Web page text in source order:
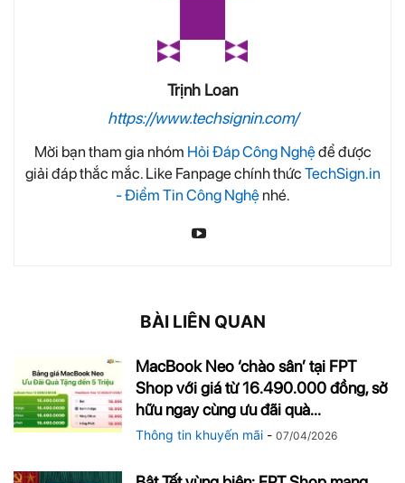
Trịnh Loan
https://www.techsignin.com/
Mời bạn tham gia nhóm Hỏi Đáp Công Nghệđể được
giải đáp thắc mắc. Like Fanpage chính thức TechSign.in
- Điểm Tin Công Nghệnhé.
BÀI LIÊN QUAN
MacBook Neo ‘chào sân’ tại FPT
Shop với giá từ 16.490.000 đồng, sở
hữu ngay cùng ưu đãi quà...
Thông tin khuyến mãi - 07/04/2026